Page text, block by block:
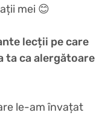
mei 😊
lecții pe care
ta ca alergătoare
le-am învațat